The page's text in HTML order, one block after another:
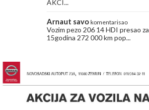
AKCI...
Arnaut savo komentarisao
Vozim pezo 206 14 HDI presao za
15godina 272 000 km pop...